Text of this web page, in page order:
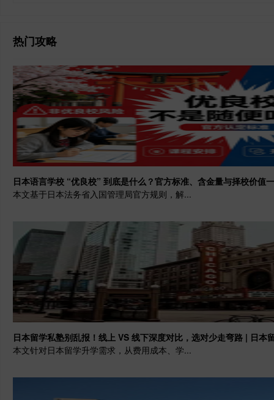
热门攻略
日本语言学校 “优良校” 到底是什么？官方标准、含金量与择校价值
本文基于日本法务省入国管理局官方规则，解...
日本留学私塾别乱报！线上 VS 线下深度对比，选对少走弯路 | 日本
本文针对日本留学升学需求，从费用成本、学...